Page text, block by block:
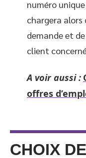
numéro
chargera alors
demande et
client
A voir aussi :
offres
CHOIX